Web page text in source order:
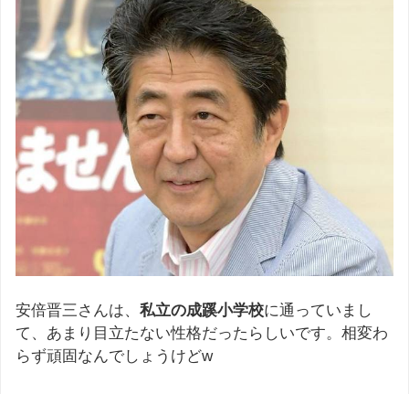
安倍晋三さんは、 私立の成蹊小学校に通っていまし
て、あまり目立たない性格だったらしいです。相変わ
らず頑固なんでしょうけどw